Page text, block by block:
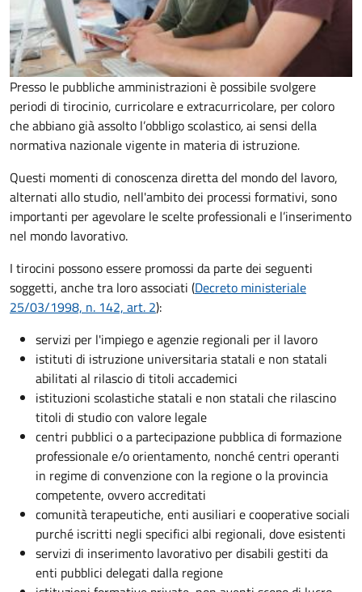
Presso le pubbliche amministrazioni è possibile svolgere
periodi di tirocinio, curricolare e extracurricolare, per coloro
che abbiano già assolto l’obbligo scolastico,ai sensi della
normativa nazionale vigente in materia di istruzione.
Questi momenti di conoscenza diretta del mondo del lavoro,
alternati allo studio, nell'ambito dei processi formativi, sono
importanti per agevolare le scelte professionali e l’inserimento
nel mondo lavorativo.
I tirocini possono essere promossi da parte dei seguenti
soggetti, anche tra loro associati (Decreto ministeriale
25/03/1998, n. 142, art. 2):
servizi per l'impiego e agenzie regionali per il lavoro
istituti di istruzione universitaria statali e non statali
abilitati al rilascio di titoli accademici
istituzioni scolastiche statali e non statali che rilascino
titoli di studio con valore legale
centri pubblici o a partecipazione pubblica di formazione
professionale e/o orientamento, nonché centri operanti
in regime di convenzione con la regione o la provincia
competente, ovvero accreditati
comunità terapeutiche, enti ausiliari e cooperative sociali
purché iscritti negli specifici albi regionali, dove esistenti
servizi di inserimento lavorativo per disabili gestiti da
enti pubblici delegati dalla regione